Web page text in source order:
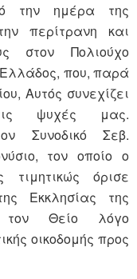
την ημέρα της
περίτρανη και
στον Πολιούχο
Ελλάδος, που, παρά
Αυτός συνεχίζει
ψυχές μας.
Συνοδικό Σεβ.
τον οποίο ο
τιμητικώς όρισε
Εκκλησίας της
τον Θείο λόγο
οικοδομής προς